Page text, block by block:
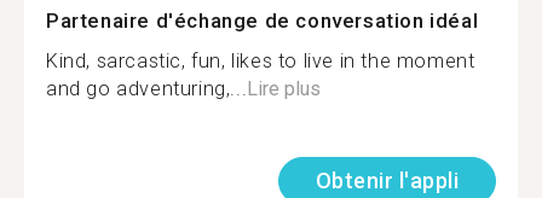
Partenaire d'échange de conversation idéal
Kind, sarcastic, fun, likes to live in the moment
and go adventuring,...Lire plus
Obtenir l'appli